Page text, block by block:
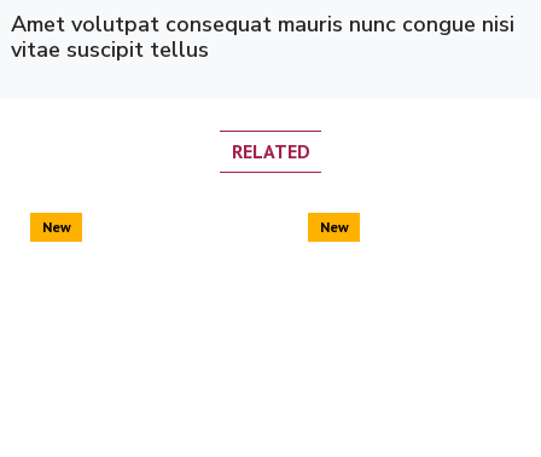
amet volutpat consequat mauris nunc congue nisi
vitae suscipit tellus
RELATED
New New